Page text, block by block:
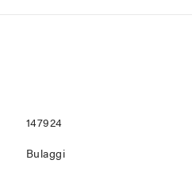
147924
Bulaggi